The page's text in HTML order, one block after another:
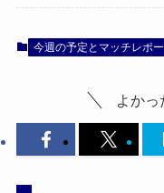
今週の予定とマッチレポー
よかっ